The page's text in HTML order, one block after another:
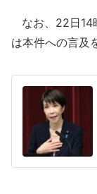
なお、22日14
は本件への言及